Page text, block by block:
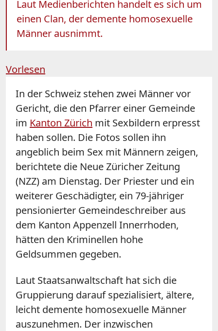
Laut Medienberichten handelt es sich um
einen Clan, der demente homosexuelle
Männer ausnimmt.
Vorlesen
In der Schweiz stehen zwei Männer vor
Gericht, die den Pfarrer einer Gemeinde
im Kanton Zürich mit Sexbildern erpresst
haben sollen. Die Fotos sollen ihn
angeblich beim Sex mit Männern zeigen,
berichtete die Neue Züricher Zeitung
(NZZ) am Dienstag. Der Priester und ein
weiterer Geschädigter, ein 79-jähriger
pensionierter Gemeindeschreiber aus
dem Kanton Appenzell Innerrhoden,
hätten den Kriminellen hohe
Geldsummen gegeben.
Laut Staatsanwaltschaft hat sich die
Gruppierung darauf spezialisiert, ältere,
leicht demente homosexuelle Männer
auszunehmen. Der inzwischen